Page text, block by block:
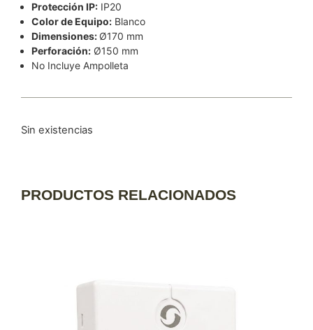
Protección IP: IP20
Color de Equipo: Blanco
Dimensiones: Ø170 mm
Perforación: Ø150 mm
No Incluye Ampolleta
Sin existencias
PRODUCTOS RELACIONADOS